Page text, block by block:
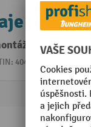
4045012027559
2000 mm
200 mm